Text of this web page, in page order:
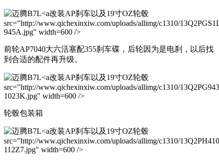
改装AP刹车以及19寸OZ轮毂
src="http://www.qichexinxiw.com/uploads/allimg/c1310/
945A.jpg" width=600 />
前轮AP7040大六活塞配355刹车碟，后轮因为是电刹，以后找
到合适的配件再升级。
改装AP刹车以及19寸OZ轮毂
src="http://www.qichexinxiw.com/uploads/allimg/c1310/
1023K.jpg" width=600 />
轮毂包装箱
改装AP刹车以及19寸OZ轮毂
src="http://www.qichexinxiw.com/uploads/allimg/c1310/
112Z7.jpg" width=600 />